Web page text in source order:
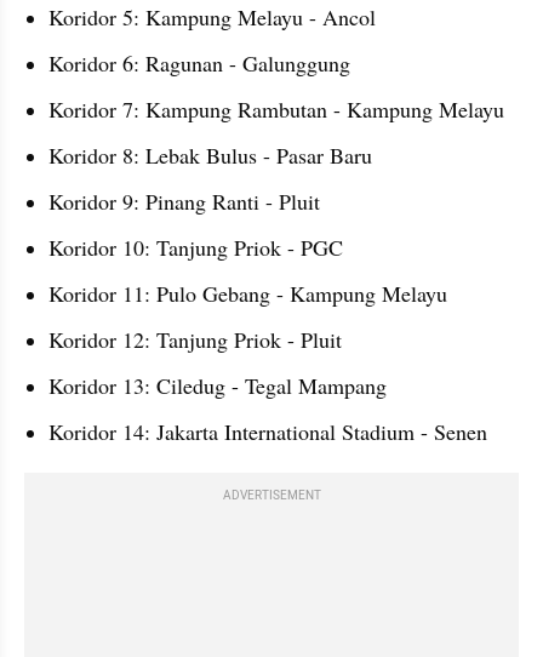
Koridor 5: Kampung Melayu - Ancol
Koridor 6: Ragunan - Galunggung
Koridor 7: Kampung Rambutan - Kampung Melayu
Koridor 8: Lebak Bulus - Pasar Baru
Koridor 9: Pinang Ranti - Pluit
Koridor 10: Tanjung Priok - PGC
Koridor 11: Pulo Gebang - Kampung Melayu
Koridor 12: Tanjung Priok - Pluit
Koridor 13: Ciledug - Tegal Mampang
Koridor 14: Jakarta International Stadium - Senen
ADVERTISEMENT